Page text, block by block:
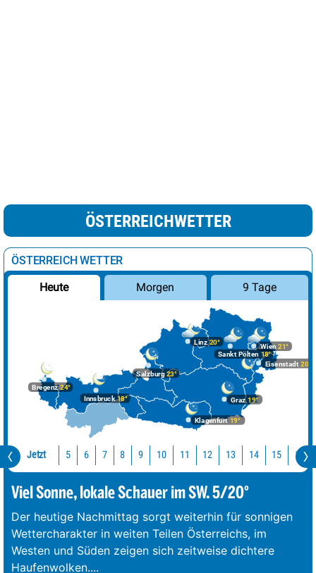
ÖSTERREICHWETTER
ÖSTERREICH WETTER
Heute Morgen 9 Tage
Bregenz24°
Graz19°
Innsbruck18°
Klagenfurt 19°
Linz20°
Salzburg23°
Wien 21°
Eisenstadt 20°
Sankt Pölten 18°
Jetzt 5 6 7 8 9 10 11 12 13 14 15 16
Viel Sonne, lokale Schauer im SW. 5/20°
Der heutige Nachmittag sorgt weiterhin für sonnigen
Wettercharakter in weiten Teilen Österreichs, im
Westen und Süden zeigen sich zeitweise dichtere
Haufenwolken....